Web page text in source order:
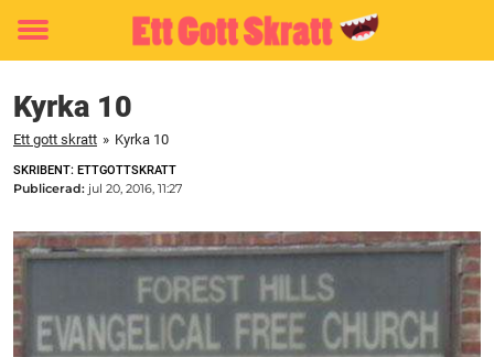
Toggle
Kyrka 10
Ett gott skratt » Kyrka 10
SKRIBENT: ETTGOTTSKRATT
Publicerad: jul 20, 2016, 11:27